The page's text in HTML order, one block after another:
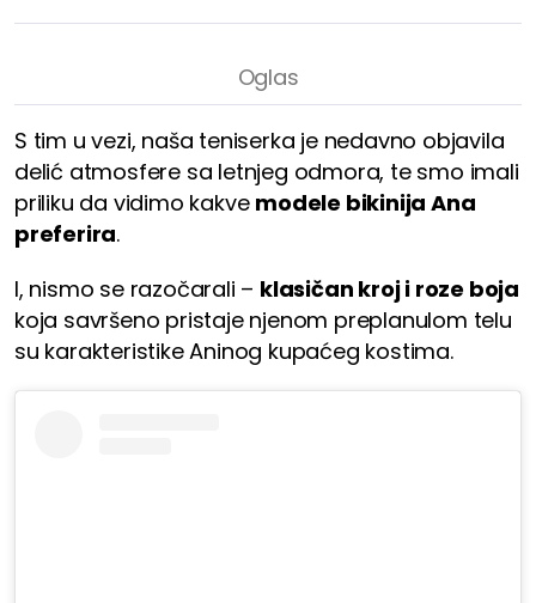
S tim u vezi, naša teniserka je nedavno objavila
delić atmosfere sa letnjeg odmora, te smo imali
priliku da vidimo kakve modele bikinija Ana
preferira.
I, nismo se razočarali – klasičan kroj i roze boja
koja savršeno pristaje njenom preplanulom telu
su karakteristike Aninog kupaćeg kostima.